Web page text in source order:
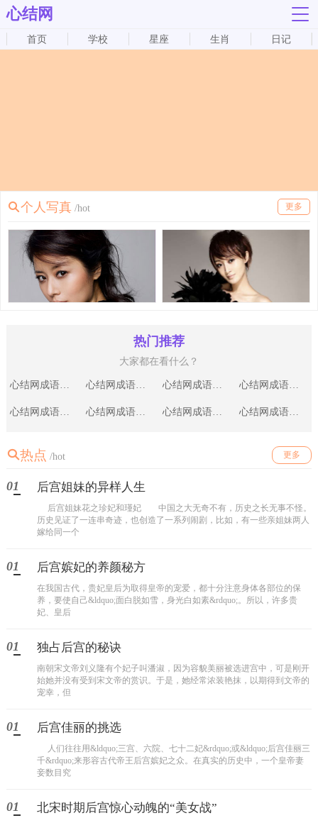
首页 学校 星座 生肖 日记
心结网
个人写真 /hot 更多
热门推荐
大家都在看什么？
心结网成语故事|靡靡之音 心结网成语故事|举足轻重 心结网成语故事|多难兴邦 心结网成语故事|龙山落帽
心结网成语故事|完璧归赵 心结网成语故事|连篇累牍 心结网成语故事|草菅人命 心结网成语故事|令行禁止
热点 /hot 更多
01 后宫姐妹的异样人生
后宫姐妹花之珍妃和瑾妃 中国之大无奇不有，历史之长无事不怪。
历史见证了一连串奇迹，也创造了一系列闹剧，比如，有一些亲姐妹两人
嫁给同一个
01 后宫嫔妃的养颜秘方
在我国古代，贵妃皇后为取得皇帝的宠爱，都十分注意身体各部位的保
养，要使自己&ldquo;面白脱如雪，身光白如素&rdquo;。所以，许多贵
妃、皇后
01 独占后宫的秘诀
南朝宋文帝刘义隆有个妃子叫潘淑，因为容貌美丽被选进宫中，可是刚开
始她并没有受到宋文帝的赏识。于是，她经常浓装艳抹，以期得到文帝的
宠幸，但
01 后宫佳丽的挑选
人们往往用&ldquo;三宫、六院、七十二妃&rdquo;或&ldquo;后宫佳丽三
千&rdquo;来形容古代帝王后宫嫔妃之众。在真实的历史中，一个皇帝妻
妾数目究
01 北宋时期后宫惊心动魄的“美女战”